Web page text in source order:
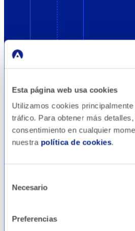
Esta página web usa cookies
Utilizamos cookies
tráfico. Para obtener más
consentimiento en cualquier
nuestra política de cookies.
Necesario
Preferencias
Diseño
Digital